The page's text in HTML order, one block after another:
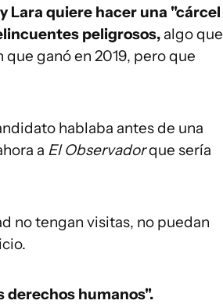
Lara quiere hacer una "cárcel
peligrosos, algo que
que ganó en 2019, pero que
hablaba antes de una
a El Observadorque sería
no tengan visitas, no puedan
derechos humanos".